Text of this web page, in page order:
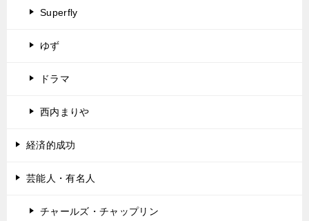
Superfly
ゆず
ドラマ
西内まりや
経済的成功
芸能人・有名人
チャールズ・チャップリン